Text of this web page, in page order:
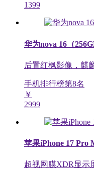
1399
华为nova 16（
后置红枫影像，麒
手机排行榜第8名
￥
2999
苹果iPhone 17 Pro
超视网膜XDR显示